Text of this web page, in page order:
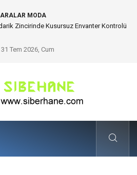
MODA
Dijitalden Uzak Bir Deşarj Alanı Tasarlayın
31 Tem 2026, Cum